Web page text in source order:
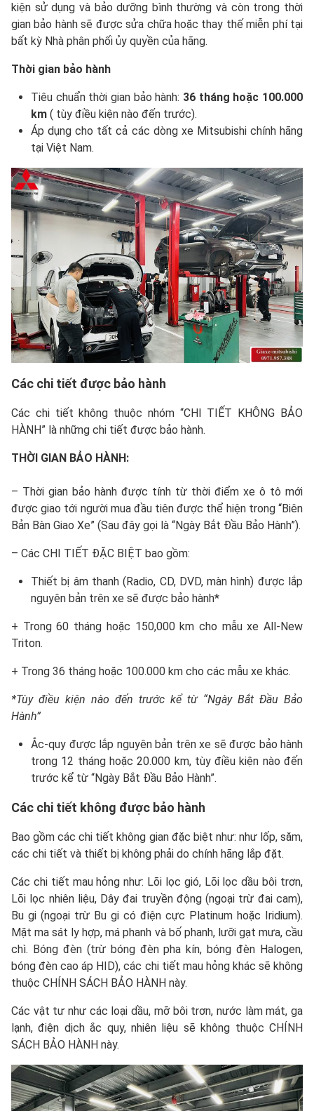
kiện sử dụng và bảo dưỡng bình thường và còn trong thời
gian bảo hành sẽ được sửa chữa hoặc thay thế miễn phí tại
bất kỳ Nhà phân phối ủy quyền của hãng.
Thời gian bảo hành
Tiêu chuẩn thời gian bảo hành: 36 tháng hoặc 100.000
km ( tùy điều kiện nào đến trước).
Áp dụng cho tất cả các dòng xe Mitsubishi chính hãng
tại Việt Nam.
Các chi tiết được bảo hành
Các chi tiết không thuộc nhóm “CHI TIẾT KHÔNG BẢO
HÀNH” là những chi tiết được bảo hành.
THỜI GIAN BẢO HÀNH:
– Thời gian bảo hành được tính từ thời điểm xe ô tô mới
được giao tới người mua đầu tiên được thể hiện trong “Biên
Bản Bàn Giao Xe” (Sau đây gọi là “Ngày Bắt Đầu Bảo Hành”).
– Các CHI TIẾT ĐẶC BIỆT bao gồm:
Thiết bị âm thanh (Radio, CD, DVD, màn hình) được lắp
nguyên bản trên xe sẽ được bảo hành*
+ Trong 60 tháng hoặc 150,000 km cho mẫu xe All-New
Triton.
+ Trong 36 tháng hoặc 100.000 km cho các mẫu xe khác.
*Tùy điều kiện nào đến trước kể từ “Ngày Bắt Đầu Bảo
Hành”
Ắc-quy được lắp nguyên bản trên xe sẽ được bảo hành
trong 12 tháng hoặc 20.000 km, tùy điều kiện nào đến
trước kể từ “Ngày Bắt Đầu Bảo Hành”.
Các chi tiết không được bảo hành
Bao gồm các chi tiết không gian đặc biệt như: như lốp, săm,
các chi tiết và thiết bị không phải do chính hãng lắp đặt.
Các chi tiết mau hỏng như: Lõi lọc gió, Lõi lọc dầu bôi trơn,
Lõi lọc nhiên liệu, Dây đai truyền động (ngoại trừ đai cam),
Bu gi (ngoại trừ Bu gi có điện cực Platinum hoặc Iridium).
Mặt ma sát ly hợp, má phanh và bố phanh, lưỡi gạt mưa, cầu
chì. Bóng đèn (trừ bóng đèn pha kín, bóng đèn Halogen,
bóng đèn cao áp HID), các chi tiết mau hỏng khác sẽ không
thuộc CHÍNH SÁCH BẢO HÀNH này.
Các vật tư như các loại dầu, mỡ bôi trơn, nước làm mát, ga
lạnh, điện dịch ắc quy, nhiên liệu sẽ không thuộc CHÍNH
SÁCH BẢO HÀNH này.